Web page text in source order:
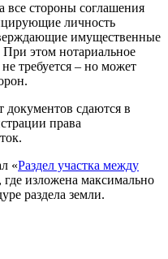
стороны соглашения
личность
имущественные
этом нотариальное
требуется – но может
сдаются в
права
«Раздел участка между
где изложена максимально
раздела земли.